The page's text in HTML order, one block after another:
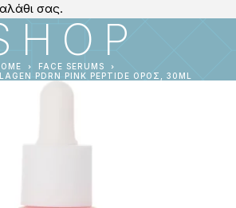
σας.
FACE SERUMS
PDRN PINK PEPTIDE ΟΡΌΣ, 30ML